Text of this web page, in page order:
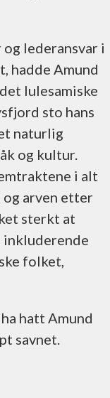
lederansvar i
hadde Amund
lulesamiske
sto hans
naturlig
og kultur.
i alt
og arven etter
sterkt at
inkluderende
folket,
hatt Amund
savnet.